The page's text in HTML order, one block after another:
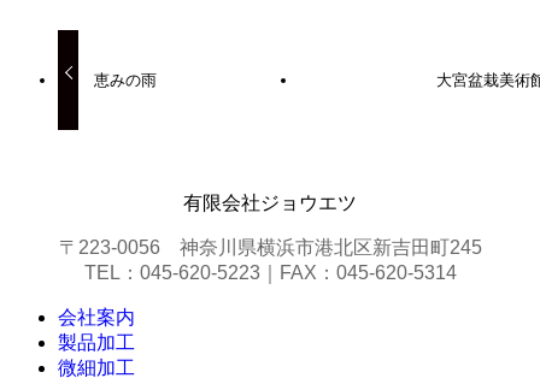
恵みの雨 大宮盆栽美術
有限会社ジョウエツ
〒223-0056 神奈川県横浜市港北区新吉田町245
TEL：045-620-5223｜FAX：045-620-5314
会社案内
製品加工
微細加工